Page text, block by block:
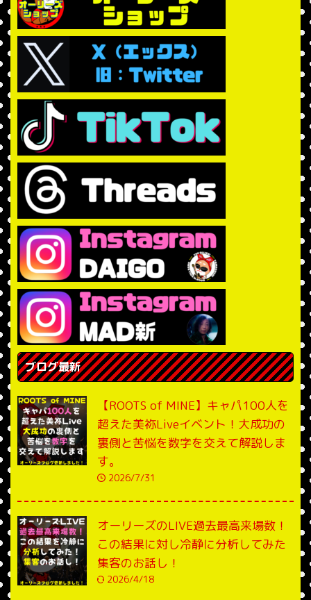
ブログ最新
【ROOTS of MINE】キャパ100人を
超えた美祢Liveイベント！大成功の
裏側と苦悩を数字を交えて解説しま
す。
2026/7/31
オーリーズのLIVE過去最高来場数！
この結果に対し冷静に分析してみた
集客のお話し！
2026/4/18